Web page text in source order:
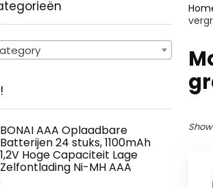
BONAI AAA Oplaadbare
Batterijen 24 stuks, 1100mAh
1,2V Hoge Capaciteit Lage
Zelfontlading Ni-MH AAA